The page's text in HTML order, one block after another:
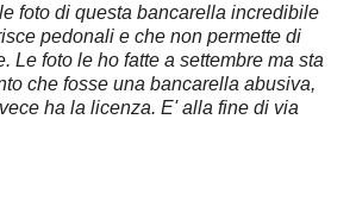
foto di questa bancarella incredibile
pedonali e che non permette di
Le foto le ho fatte a settembre ma sta
che fosse una bancarella abusiva,
ha la licenza. E' alla fine di via